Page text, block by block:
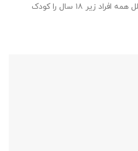
پیمان‌نامه‌ حقوق کودکان سازمان ملل همه‌ افراد زیر ۱۸ سال را کودک